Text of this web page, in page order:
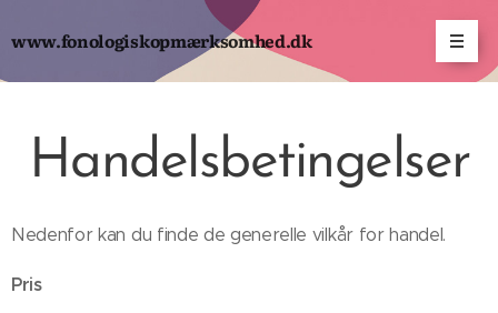
www.fonologiskopmærksomhed.dk
Handelsbetingelser
Nedenfor kan du finde de generelle vilkår for handel.
Pris